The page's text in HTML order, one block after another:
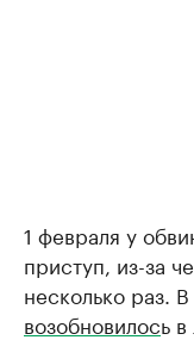
1 февраля у
приступ, из-за
несколько раз.
возобновилось